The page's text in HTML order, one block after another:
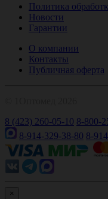
Политика
Новости
Гарантии
О компании
Контакты
Публичная оферта
8 (423) 260-05-10 8-800-
8-914-329-38-80 8-
×